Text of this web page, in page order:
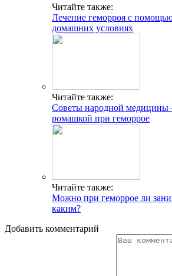
Читайте также:
Лечение геморроя с
домашних условиях
Читайте также:
Советы народной
ромашкой при геморрое
Читайте также:
Можно при геморрое ли
каким?
Добавить комментарий